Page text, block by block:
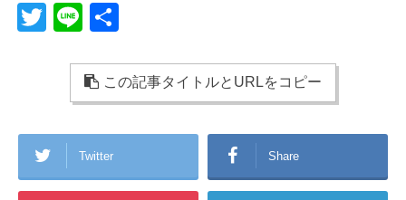
T
er
Li
e この記事タイトルとURLをコピー
Twitter Share